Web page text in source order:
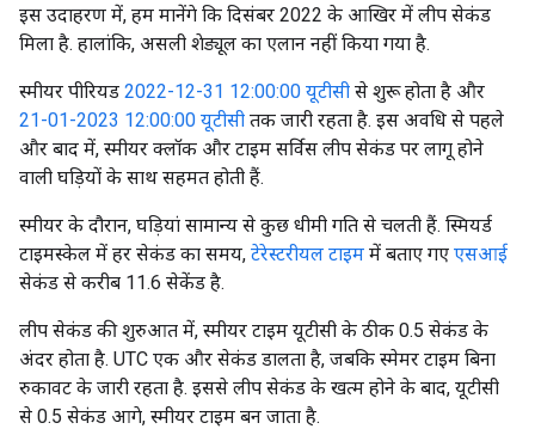
इस उदाहरण में, हम मानेंगे कि दिसंबर 2022 के आखिर में लीप सेकंड
मिला है. हालांकि, असली शेड्यूल का एलान नहीं किया गया है.
स्मीयर पीरियड 2022-12-31 12:00:00 यूटीसी से शुरू होता है और
21-01-2023 12:00:00 यूटीसी तक जारी रहता है. इस अवधि से पहले
और बाद में, स्मीयर क्लॉक और टाइम सर्विस लीप सेकंड पर लागू होने
वाली घड़ियों के साथ सहमत होती हैं.
स्मीयर के दौरान, घड़ियां सामान्य से कुछ धीमी गति से चलती हैं. स्मियर्ड
टाइमस्केल में हर सेकंड का समय, टेरेस्टरीयल टाइम में बताए गए एसआई
सेकंड से करीब 11.6 सेकेंड है.
लीप सेकंड की शुरुआत में, स्मीयर टाइम यूटीसी के ठीक 0.5 सेकंड के
अंदर होता है. UTC एक और सेकंड डालता है, जबकि स्मेमर टाइम बिना
रुकावट के जारी रहता है. इससे लीप सेकंड के खत्म होने के बाद, यूटीसी
से 0.5 सेकंड आगे, स्मीयर टाइम बन जाता है.